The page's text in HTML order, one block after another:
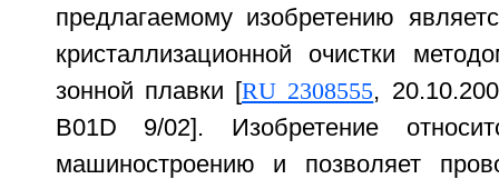
предлагаемому изобретению
кристаллизационной очистки
зонной плавки [RU 2308555,
B01D 9/02]. Изобретение
машиностроению и позволяет